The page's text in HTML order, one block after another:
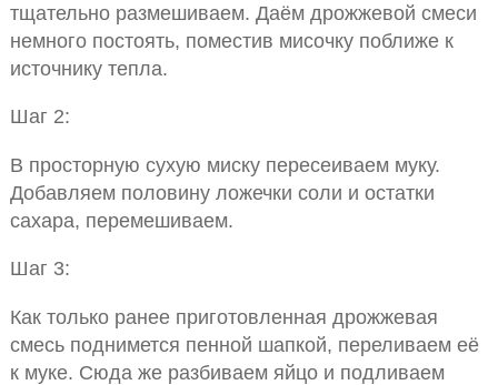
тщательно размешиваем. Даём дрожжевой смеси
немного постоять, поместив мисочку поближе к
источнику тепла.
Шаг 2:
В просторную сухую миску пересеиваем муку.
Добавляем половину ложечки соли и остатки
сахара, перемешиваем.
Шаг 3:
Как только ранее приготовленная дрожжевая
смесь поднимется пенной шапкой, переливаем её
к муке. Сюда же разбиваем яйцо и подливаем